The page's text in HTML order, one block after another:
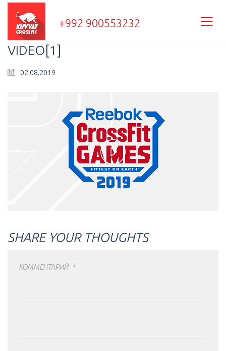
+992 900553232
VIDEO[1]
02.08.2019
Play
Video
SHARE YOUR THOUGHTS
КОММЕНТАРИЙ *